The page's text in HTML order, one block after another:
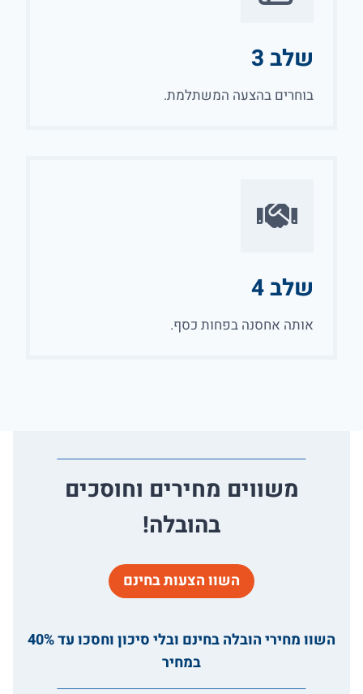
שלב 3
בוחרים בהצעה המשתלמת.
שלב 4
אותה אחסנה בפחות כסף.
משווים מחירים וחוסכים
בהובלה!
השוו הצעות בחינם
השוו מחירי הובלה בחינם ובלי סיכון וחסכו עד 40%
במחיר